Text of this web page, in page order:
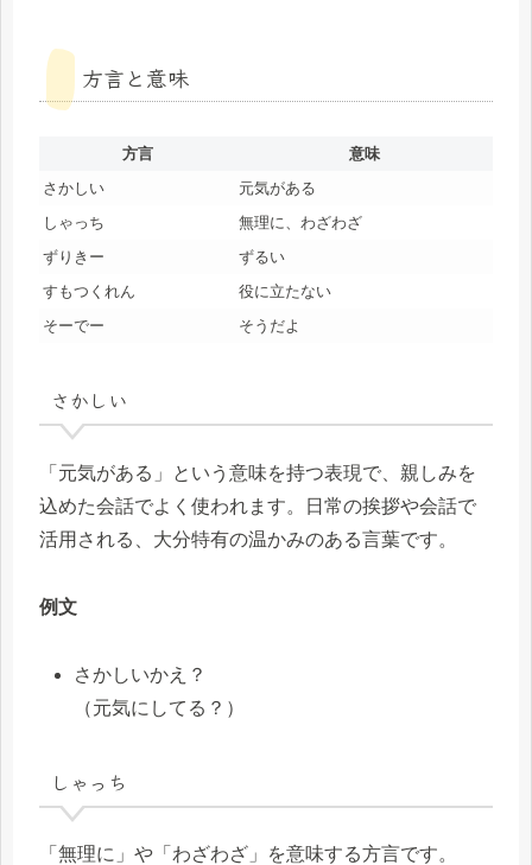
方言と意味
方言
意味
さかしい
元気がある
しゃっち
無理に、わざわざ
ずりきー
ずるい
すもつくれん
役に立たない
そーでー
そうだよ
さかしい
「元気がある」という意味を持つ表現で、親しみを
込めた会話でよく使われます。日常の挨拶や会話で
活用される、大分特有の温かみのある言葉です。
例文
さかしいかえ？
（元気にしてる？）
しゃっち
「無理に」や「わざわざ」を意味する方言です。